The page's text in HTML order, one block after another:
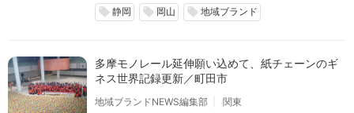
local_offer 静岡 local_offer 岡山 local_offer 地域ブランド
多摩モノレール延伸願い込めて、紙チェーンのギ
ネス世界記録更新／町田市
地域ブランドNEWS編集部
関東